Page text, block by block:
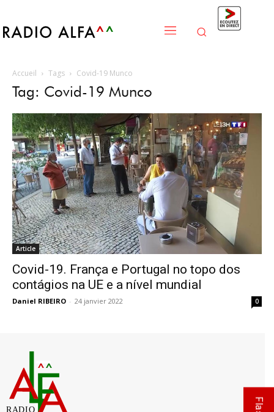
Accueil Tags Covid-19 Munco
Tag: Covid-19 Munco
Article
Covid-19. França e Portugal no topo dos
contágios na UE e a nível mundial
Daniel RIBEIRO - 24 janvier 2022 0
RADIO